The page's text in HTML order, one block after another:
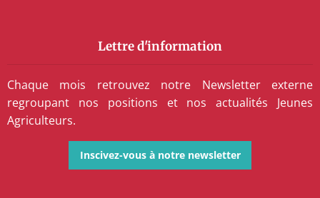
Lettre d'information
Chaque mois retrouvez notre Newsletter externe
regroupant nos positions et nos actualités Jeunes
Agriculteurs.
Inscivez-vous à notre newsletter